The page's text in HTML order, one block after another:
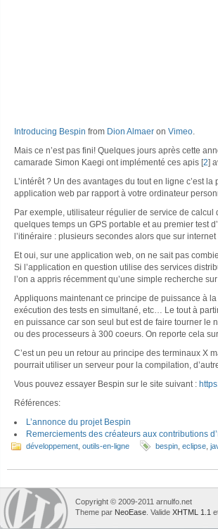
Introducing Bespin from Dion Almaer on Vimeo.
Mais ce n’est pas fini! Quelques jours après cette
camarade Simon Kaegi ont implémenté ces apis [2]
L’intérêt ? Un des avantages du tout en ligne c’est
application web par rapport à votre ordinateur
Par exemple, utilisateur régulier de service de calcul
quelques temps un GPS portable et au premier test
l’itinéraire : plusieurs secondes alors que sur
Et oui, sur une application web, on ne sait pas
Si l’application en question utilise des services
l’on a appris récemment qu’une simple recherche
Appliquons maintenant ce principe de puissance à
exécution des tests en simultané, etc… Le tout à
en puissance car son seul but est de faire tourner le
ou des processeurs à 300 coeurs. On reporte cela
C’est un peu un retour au principe des terminaux X
pourrait utiliser un serveur pour la compilation,
Vous pouvez essayer Bespin sur le site suivant :
Références:
L’annonce du projet Bespin
Remerciements des créateurs aux contributions
développement outils-en-ligne bespin eclipse
Copyright © 2009-2011 arnulfo.net
Theme par NeoEase . Valide XHTML 1.1